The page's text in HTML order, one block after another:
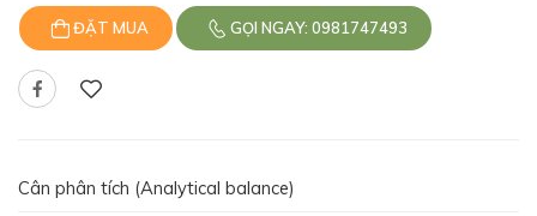
ĐẶT MUA GỌI NGAY: 0981747493
Cân phân tích (Analytical balance)